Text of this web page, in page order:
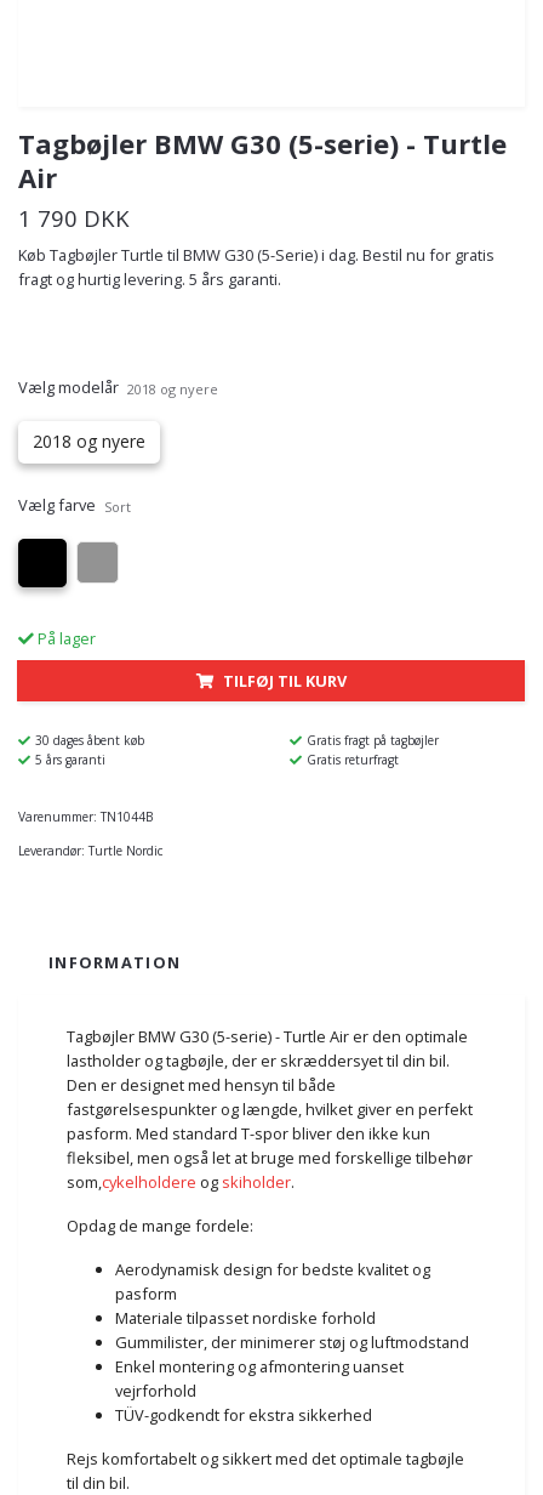
Tagbøjler BMW G30 (5-serie) - Turtle
Air
1 790 DKK
Køb Tagbøjler Turtle til BMW G30 (5-Serie) i dag. Bestil nu for gratis
fragt og hurtig levering. 5 års garanti.
Vælg modelår 2018 og nyere
2018 og nyere
Vælg farve Sort
På lager
TILFØJ TIL KURV
30 dages åbent køb
Gratis fragt på tagbøjler
5 års garanti
Gratis returfragt
Varenummer: TN1044B
Leverandør: Turtle Nordic
INFORMATION
Tagbøjler BMW G30 (5-serie) - Turtle Air er den optimale
lastholder og tagbøjle, der er skræddersyet til din bil.
Den er designet med hensyn til både
fastgørelsespunkter og længde, hvilket giver en perfekt
pasform. Med standard T-spor bliver den ikke kun
fleksibel, men også let at bruge med forskellige tilbehør
som,cykelholdere og skiholder.
Opdag de mange fordele:
Aerodynamisk design for bedste kvalitet og
pasform
Materiale tilpasset nordiske forhold
Gummilister, der minimerer støj og luftmodstand
Enkel montering og afmontering uanset
vejrforhold
TÜV-godkendt for ekstra sikkerhed
Rejs komfortabelt og sikkert med det optimale tagbøjle
til din bil.